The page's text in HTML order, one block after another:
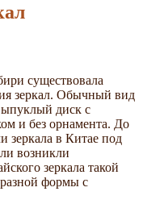
существовала
зеркал. Обычный вид
диск с
и без орнамента. До
зеркала в Китае под
возникли
зеркала такой
формы с